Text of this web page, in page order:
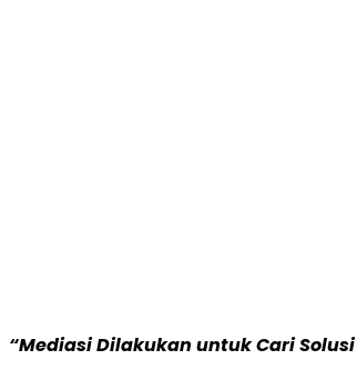
“Mediasi Dilakukan untuk Cari